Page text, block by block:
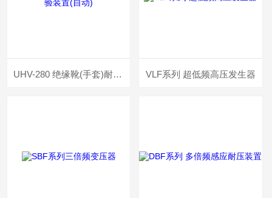
UHV-280 绝缘靴(手套)耐压试验装置(自动) VLF系列 超低频高压发生器